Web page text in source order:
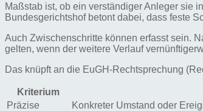
Maßstab ist, ob ein verständiger Anleger sie
Bundesgerichtshof betont dabei, dass feste
Auch Zwischenschritte können erfasst sein.
gelten, wenn der weitere Verlauf
Das knüpft an die EuGH-Rechtsprechung
Kriterium
Präzise
Konkreter Umstand oder